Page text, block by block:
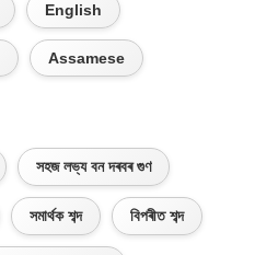
English
Assamese
সহজ লভ্য বন দৰবৰ গুণ
সমাৰ্থক শব্দ বিপৰীত শব্দ